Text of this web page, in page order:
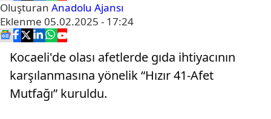
Oluşturan Anadolu Ajansı
Eklenme 05.02.2025 - 17:24
Kocaeli'de olası afetlerde gıda ihtiyacının
karşılanmasına yönelik “Hızır 41-Afet
Mutfağı” kuruldu.